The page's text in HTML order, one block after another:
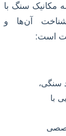
مکانیک سنگ با
آن‌ها و
است:
سنگی،
با